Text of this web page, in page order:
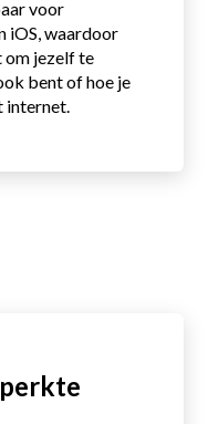
voor
iOS, waardoor
om jezelf te
bent of hoe je